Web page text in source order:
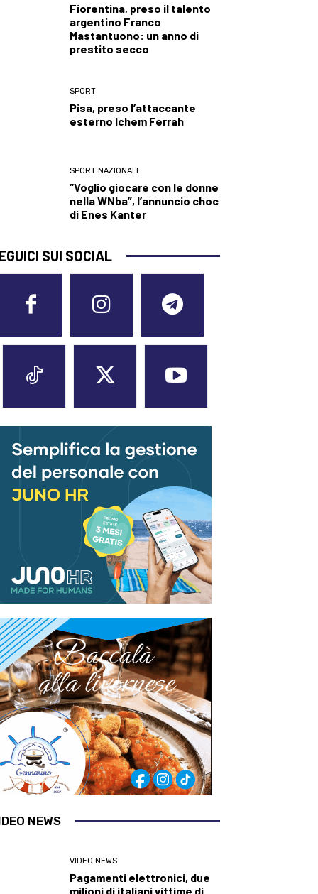
Fiorentina, preso il talento
argentino Franco
Mastantuono: un anno di
prestito secco
SPORT
Pisa, preso l’attaccante
esterno Ichem Ferrah
SPORT NAZIONALE
“Voglio giocare con le donne
nella WNba”, l’annuncio choc
di Enes Kanter
SUI SOCIAL
NEWS
VIDEO NEWS
Pagamenti elettronici, due
milioni di italiani vittime di